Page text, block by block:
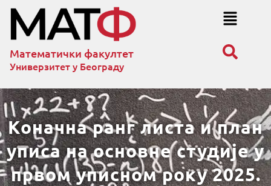
Математички факултет
Универзитет у Београду
Коначна ранг листа и план
уписа на основне студије у
првом уписном року 2025.